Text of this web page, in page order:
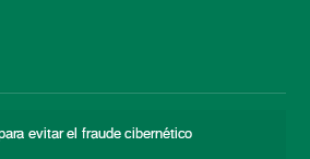
evitar el fraude cibernético